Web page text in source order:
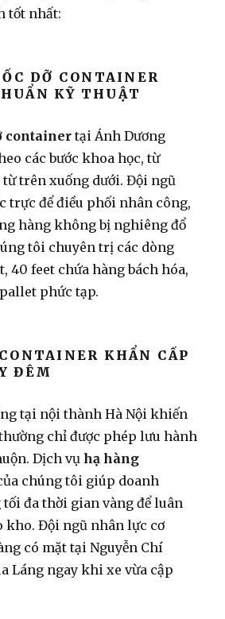
tốt nhất:
DỠ CONTAINER
KỸ THUẬT
container tại Ánh Dương
các bước khoa học, từ
trên xuống dưới. Đội ngũ
trực để điều phối nhân công,
hàng không bị nghiêng đổ
tôi chuyên trị các dòng
40 feet chứa hàng bách hóa,
phức tạp.
KHẨN CẤP
ĐÊM
tại nội thành Hà Nội khiến
chỉ được phép lưu hành
Dịch vụhạ hàng
chúng tôi giúp doanh
đa thời gian vàng để luân
kho. Đội ngũ nhân lực cơ
có mặt tại Nguyễn Chí
Láng ngay khi xe vừa cập